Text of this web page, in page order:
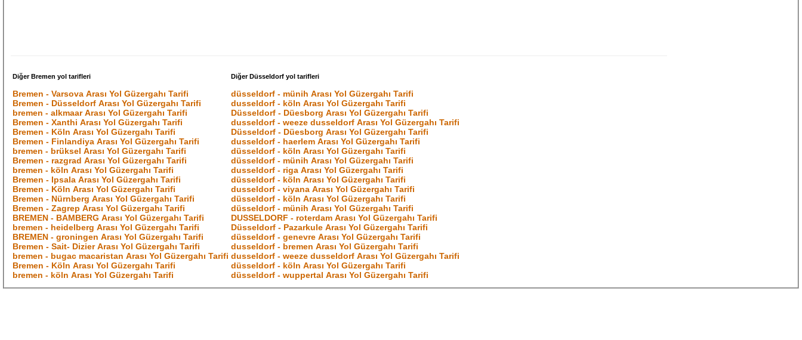
Diğer Bremen yol tarifleri
Bremen - Varsova Arası Yol Güzergahı Tarifi
Bremen - Düsseldorf Arası Yol Güzergahı Tarifi
bremen - alkmaar Arası Yol Güzergahı Tarifi
Bremen - Xanthi Arası Yol Güzergahı Tarifi
Bremen - Köln Arası Yol Güzergahı Tarifi
Bremen - Finlandiya Arası Yol Güzergahı Tarifi
bremen - brüksel Arası Yol Güzergahı Tarifi
Bremen - razgrad Arası Yol Güzergahı Tarifi
bremen - köln Arası Yol Güzergahı Tarifi
Bremen - Ipsala Arası Yol Güzergahı Tarifi
Bremen - Köln Arası Yol Güzergahı Tarifi
Bremen - Nürnberg Arası Yol Güzergahı Tarifi
Bremen - Zagrep Arası Yol Güzergahı Tarifi
BREMEN - BAMBERG Arası Yol Güzergahı Tarifi
bremen - heidelberg Arası Yol Güzergahı Tarifi
BREMEN - groningen Arası Yol Güzergahı Tarifi
Bremen - Sait- Dizier Arası Yol Güzergahı Tarifi
bremen - bugac macaristan Arası Yol Güzergahı Tarifi
Bremen - Köln Arası Yol Güzergahı Tarifi
bremen - köln Arası Yol Güzergahı Tarifi
Diğer Düsseldorf yol tarifleri
düsseldorf - münih Arası Yol Güzergahı Tarifi
dusseldorf - köln Arası Yol Güzergahı Tarifi
Düsseldorf - Düesborg Arası Yol Güzergahı Tarifi
dusseldorf - weeze dusseldorf Arası Yol Güzergahı Tarifi
Düsseldorf - Düesborg Arası Yol Güzergahı Tarifi
dusseldorf - haerlem Arası Yol Güzergahı Tarifi
düsseldorf - köln Arası Yol Güzergahı Tarifi
düsseldorf - münih Arası Yol Güzergahı Tarifi
dusseldorf - riga Arası Yol Güzergahı Tarifi
düsseldorf - köln Arası Yol Güzergahı Tarifi
dusseldorf - viyana Arası Yol Güzergahı Tarifi
düsseldorf - köln Arası Yol Güzergahı Tarifi
düsseldorf - münih Arası Yol Güzergahı Tarifi
DUSSELDORF - roterdam Arası Yol Güzergahı Tarifi
Düsseldorf - Pazarkule Arası Yol Güzergahı Tarifi
düsseldorf - genevre Arası Yol Güzergahı Tarifi
dusseldorf - bremen Arası Yol Güzergahı Tarifi
dusseldorf - weeze dusseldorf Arası Yol Güzergahı Tarifi
düsseldorf - köln Arası Yol Güzergahı Tarifi
düsseldorf - wuppertal Arası Yol Güzergahı Tarifi